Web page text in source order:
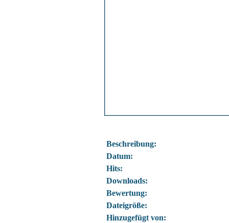
Beschreibung:
Datum:
Hits:
Downloads:
Bewertung:
Dateigröße:
Hinzugefügt von: